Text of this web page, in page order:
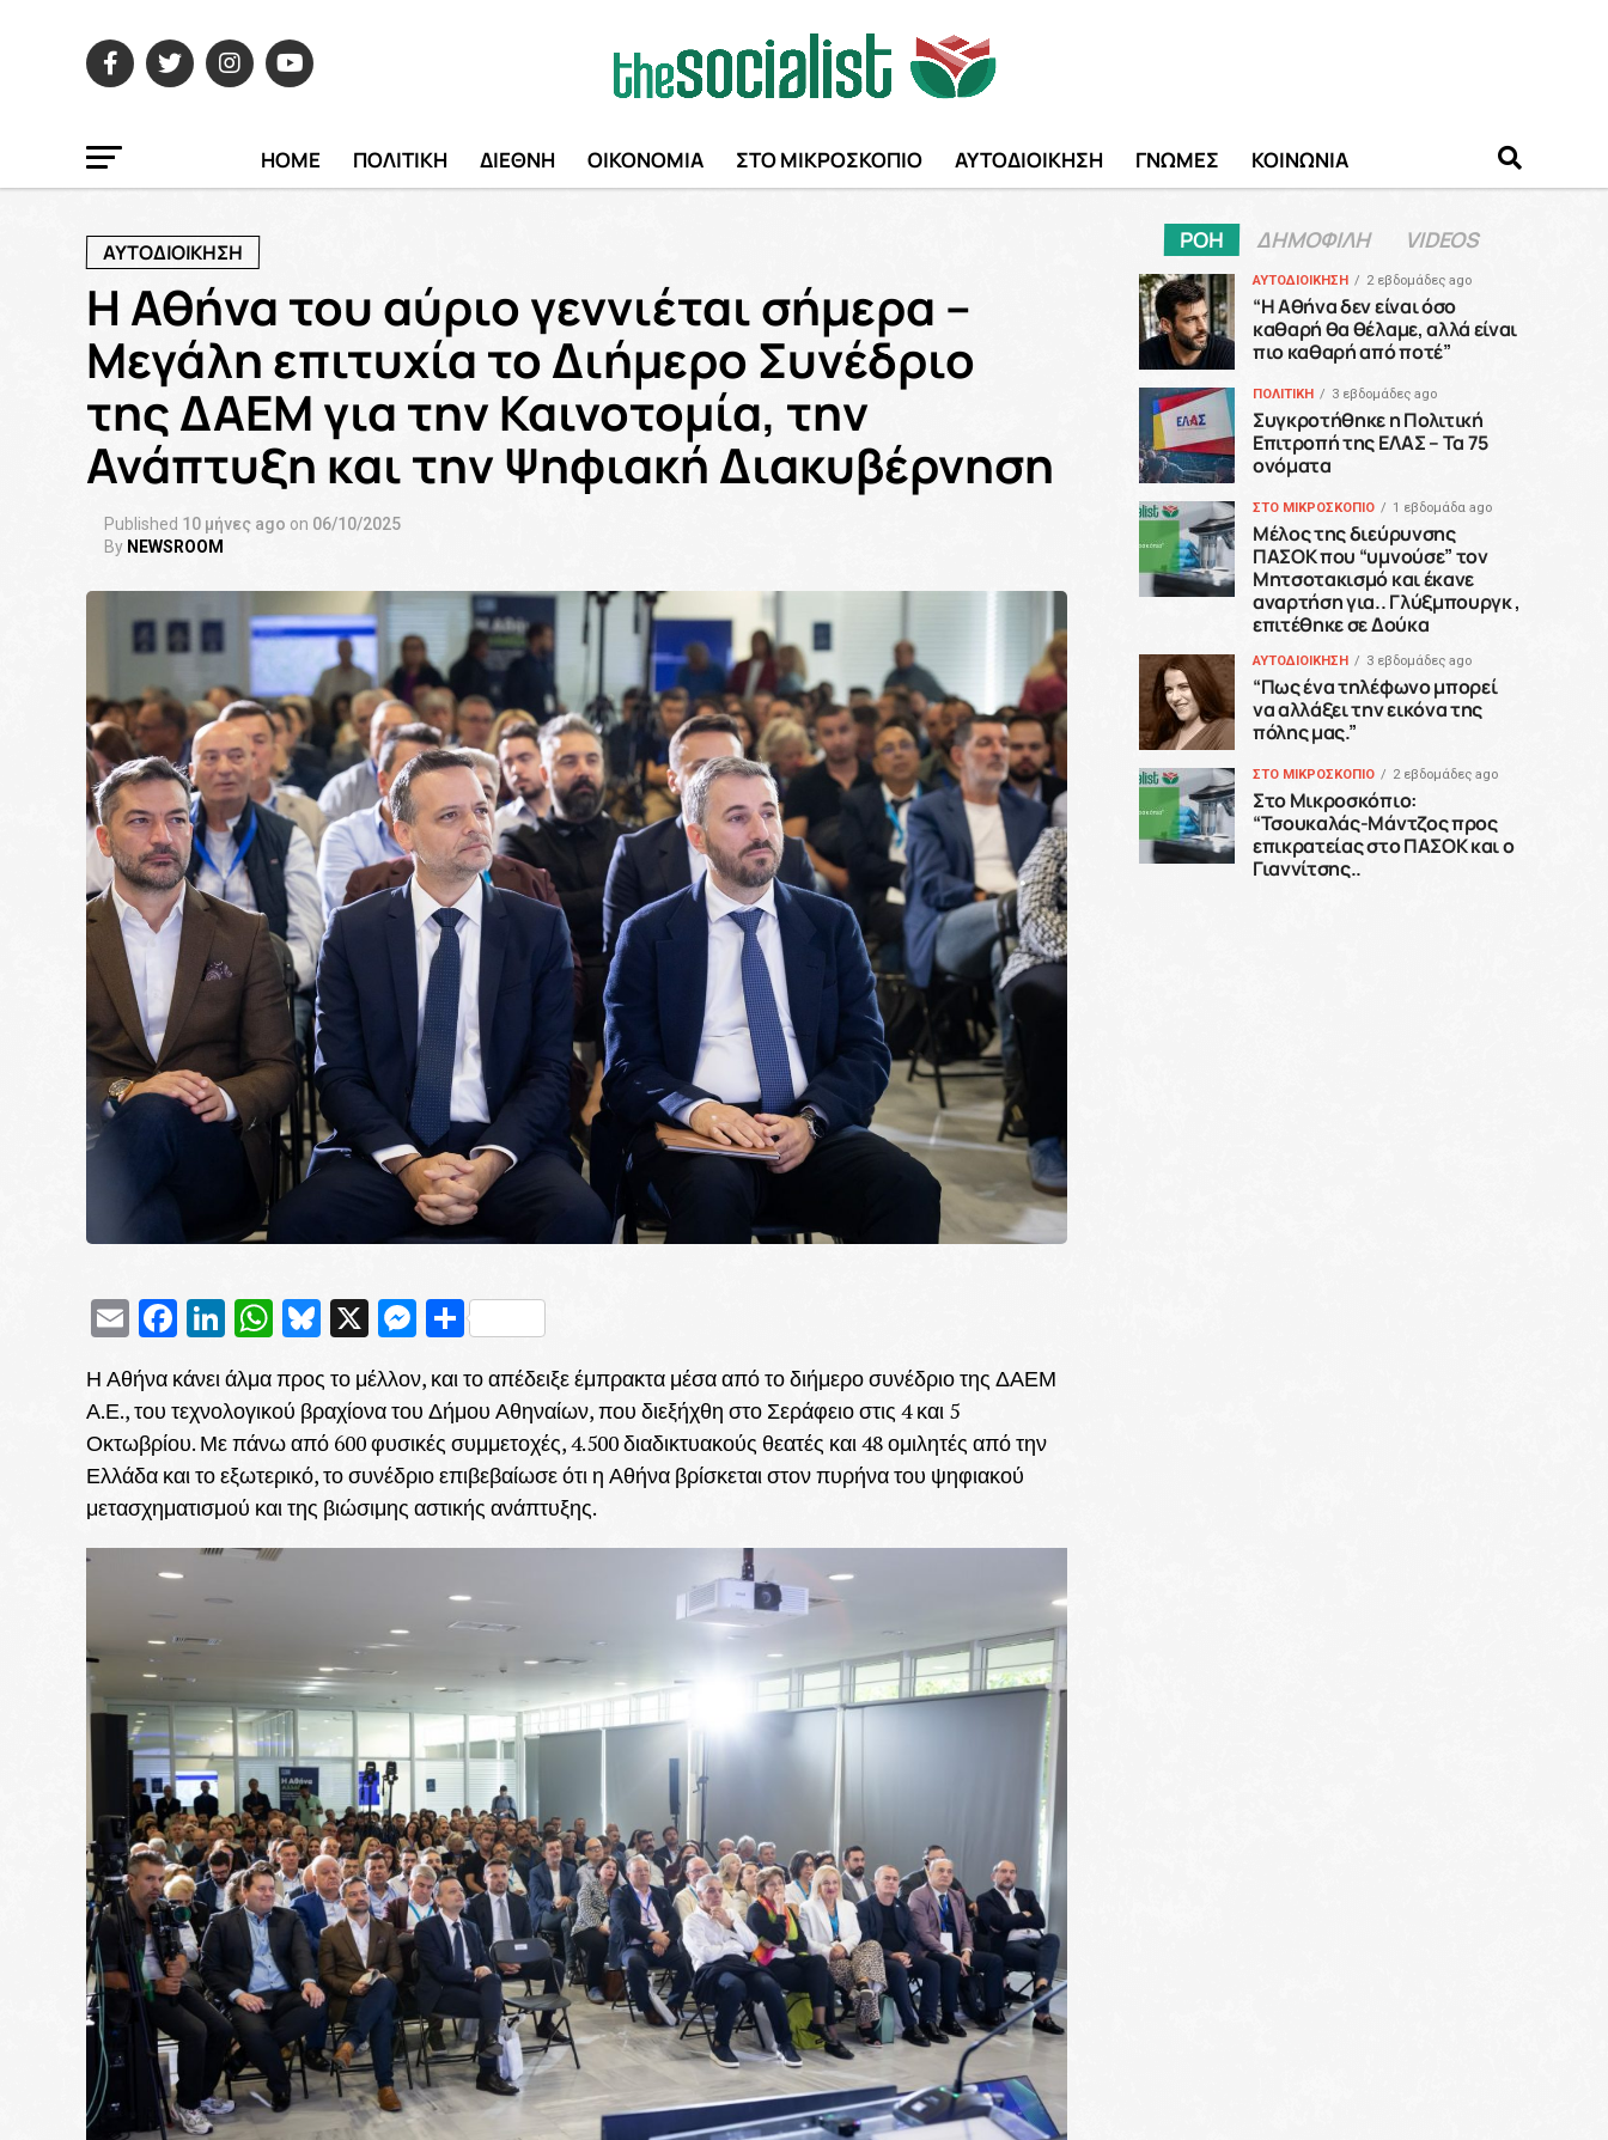
HOME ΠΟΛΙΤΙΚΗ ΔΙΕΘΝΗ ΟΙΚΟΝΟΜΙΑ ΣΤΟ ΜΙΚΡΟΣΚΟΠΙΟ ΑΥΤΟΔΙΟΙΚΗΣΗ ΓΝΩΜΕΣ ΚΟΙΝΩΝΙΑ
ΑΥΤΟΔΙΟΙΚΗΣΗ
Η Αθήνα του αύριο γεννιέται σήμερα –
Μεγάλη επιτυχία το Διήμερο Συνέδριο
της ΔΑΕΜ για την Καινοτομία, την
Ανάπτυξη και την Ψηφιακή Διακυβέρνηση
Published 10 μήνες ago on 06/10/2025
By NEWSROOM
EmailFacebook
LinkedIn
WhatsApp
Bluesky
X Messenger
Μοιραστείτε
Η Αθήνα κάνει άλμα προς το μέλλον, και το απέδειξε έμπρακτα μέσα από το διήμερο συνέδριο της ΔΑΕΜ
Α.Ε., του τεχνολογικού βραχίονα του Δήμου Αθηναίων, που διεξήχθη στο Σεράφειο στις 4 και 5
Οκτωβρίου. Με πάνω από 600 φυσικές συμμετοχές, 4.500 διαδικτυακούς θεατές και 48 ομιλητές από την
Ελλάδα και το εξωτερικό, το συνέδριο επιβεβαίωσε ότι η Αθήνα βρίσκεται στον πυρήνα του ψηφιακού
μετασχηματισμού και της βιώσιμης αστικής ανάπτυξης.
ΡΟΗ ΔΗΜΟΦΙΛΗ VIDEOS
ΑΥΤΟΔΙΟΙΚΗΣΗ 2 εβδομάδες ago
“H Αθήνα δεν είναι όσο
καθαρή θα θέλαμε, αλλά είναι
πιο καθαρή από ποτέ”
ΠΟΛΙΤΙΚΗ 3 εβδομάδες ago
Συγκροτήθηκε η Πολιτική
Επιτροπή της ΕΛΑΣ – Τα 75
ονόματα
ΣΤΟ ΜΙΚΡΟΣΚΟΠΙΟ 1 εβδομάδα ago
Μέλος της διεύρυνσης
ΠΑΣΟΚ που “υμνούσε” τον
Μητσοτακισμό και έκανε
αναρτήση για.. Γλύξμπουργκ ,
επιτέθηκε σε Δούκα
ΑΥΤΟΔΙΟΙΚΗΣΗ 3 εβδομάδες ago
“Πως ένα τηλέφωνο μπορεί
να αλλάξει την εικόνα της
πόλης μας.”
ΣΤΟ ΜΙΚΡΟΣΚΟΠΙΟ 2 εβδομάδες ago
Στο Μικροσκόπιο:
“Τσουκαλάς-Μάντζος προς
επικρατείας στο ΠΑΣΟΚ και ο
Γιαννίτσης..